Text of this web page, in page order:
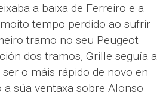
a baixa de Ferreiro e a
tempo perdido ao sufrir
tramo no seu Peugeot
dos tramos, Grille seguía a
o máis rápido de novo en
súa ventaxa sobre Alonso